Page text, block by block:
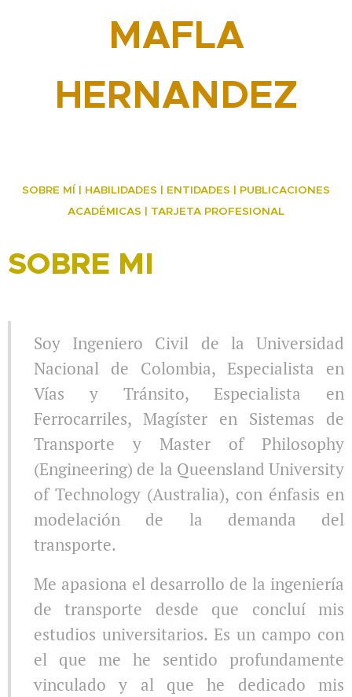
MAFLA
HERNANDEZ
SOBRE MÍ | HABILIDADES | ENTIDADES | PUBLICACIONES
ACADÉMICAS | TARJETA PROFESIONAL
SOBRE MI
Soy Ingeniero Civil de la Universidad
Nacional de Colombia, Especialista en
Vías y Tránsito, Especialista en
Ferrocarriles, Magíster en Sistemas de
Transporte y Master of Philosophy
(Engineering) de la Queensland University
of Technology (Australia), con énfasis en
modelación de la demanda del
transporte.
Me apasiona el desarrollo de la ingeniería
de transporte desde que concluí mis
estudios universitarios. Es un campo con
el que me he sentido profundamente
vinculado y al que he dedicado mis